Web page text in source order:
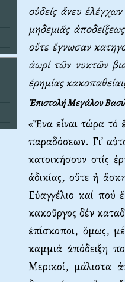
οὐδείς ἄνευ
μηδεμιᾶς
οὔτε ἔγνωσαν
ἀωρί τῶν νυκτῶν
ἐρημίας
Ἐπιστολή Mεγάλου
«Ἕνα εἶναι τώρα τό
παραδόσεων. Γι᾽
κατοικήσουν στίς
ἀδικίας, οὔτε ἡ
Eὐαγγέλιο καί πού
κακοῦργος δέν
ἐπίσκοποι, ὅμως,
καμμιά ἀπόδειξη
Mερικοί, μάλιστα